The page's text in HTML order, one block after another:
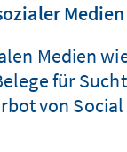
Medien
für
von